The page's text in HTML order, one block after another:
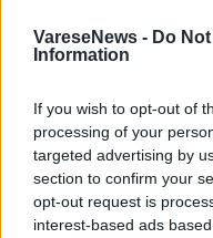
VareseNews - Do
Information
If you wish to opt-out of
processing of your
targeted advertising by
section to confirm your
opt-out request is
interest-based ads
Via
PIÙ INFORMAZIONI SU